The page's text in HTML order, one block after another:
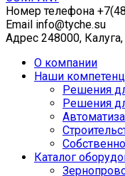
Номер телефона
Email info@tyche.su
Адрес 248000, Калуга,
О компании
Наши
Решения
Решения
Каталог